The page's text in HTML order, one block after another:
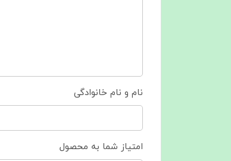
نام و نام خانوادگی
امتیاز شما به محصول